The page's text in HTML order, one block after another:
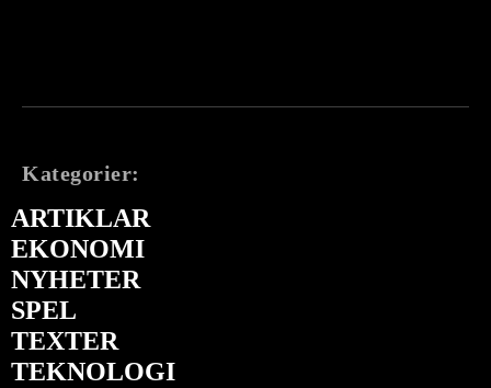
Kategorier:
ARTIKLAR
EKONOMI
NYHETER
SPEL
TEXTER
TEKNOLOGI